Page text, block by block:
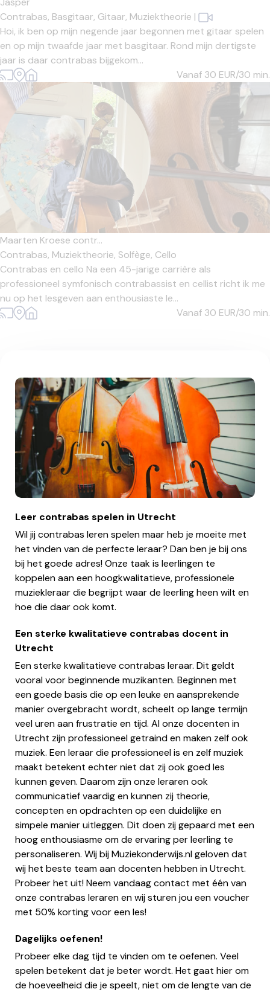
Contrabas, Basgitaar, Gitaar, Muziektheorie |
Hoi, ik ben op mijn negende jaar begonnen met gitaar spelen
en op mijn twaafde jaar met basgitaar. Rond mijn dertigste
jaar is daar contrabas bijgekom...
Vanaf 30 EUR/30 min.
Maarten Kroese contr...
Contrabas, Muziektheorie, Solfège, Cello
Contrabas en cello Na een 45-jarige carrière als
professioneel symfonisch contrabassist en cellist richt ik me
nu op het lesgeven aan enthousiaste le...
Vanaf 30 EUR/30 min.
Leer contrabas spelen in Utrecht
Wil jij contrabas leren spelen maar heb je moeite met
het vinden van de perfecte leraar? Dan ben je bij ons
bij het goede adres! Onze taak is leerlingen te
koppelen aan een hoogkwalitatieve, professionele
muziekleraar die begrijpt waar de leerling heen wilt en
hoe die daar ook komt.
Een sterke kwalitatieve contrabas docent in
Utrecht
Een sterke kwalitatieve contrabas leraar. Dit geldt
vooral voor beginnende muzikanten. Beginnen met
een goede basis die op een leuke en aansprekende
manier overgebracht wordt, scheelt op lange termijn
veel uren aan frustratie en tijd. Al onze docenten in
Utrecht zijn professioneel getraind en maken zelf ook
muziek. Een leraar die professioneel is en zelf muziek
maakt betekent echter niet dat zij ook goed les
kunnen geven. Daarom zijn onze leraren ook
communicatief vaardig en kunnen zij theorie,
concepten en opdrachten op een duidelijke en
simpele manier uitleggen. Dit doen zij gepaard met een
hoog enthousiasme om de ervaring per leerling te
personaliseren. Wij bij Muziekonderwijs.nl geloven dat
wij het beste team aan docenten hebben in Utrecht.
Probeer het uit! Neem vandaag contact met één van
onze contrabas leraren en wij sturen jou een voucher
met 50% korting voor een les!
Dagelijks oefenen!
Probeer elke dag tijd te vinden om te oefenen. Veel
spelen betekent dat je beter wordt. Het gaat hier om
de hoeveelheid die je speelt, niet om de lengte van de